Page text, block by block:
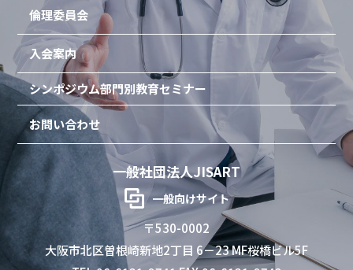
倫理委員会
入会案内
シンポジウム部門別教育セミナー
お問い合わせ
一般社団法人JISART
一般向けサイト
〒530-0002
大阪市北区曽根崎新地2丁目 6－23 MF桜橋ビル5F